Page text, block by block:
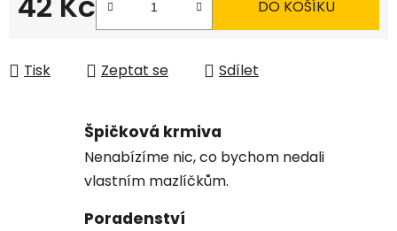
Měrná cena:
DO KOŠÍKU
Tisk Zeptat se Sdílet
Špičková krmiva
Nenabízíme nic, co bychom nedali
vlastním mazlíčkům.
Poradenství